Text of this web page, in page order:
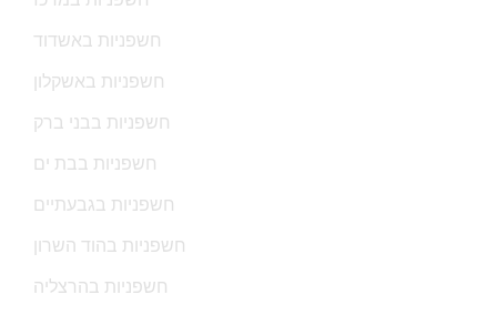
חשפניות באשדוד
חשפניות באשקלון
חשפניות בבני ברק
חשפניות בבת ים
חשפניות בגבעתיים
חשפניות בהוד השרון
חשפניות בהרצליה